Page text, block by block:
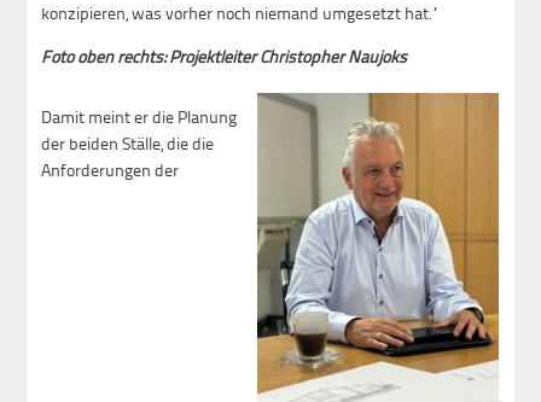
konzipieren, was vorher noch niemand umgesetzt hat.“
Foto oben rechts: Projektleiter Christopher Naujoks
Damit meint er die Planung
der beiden Ställe, die die
Anforderungen der